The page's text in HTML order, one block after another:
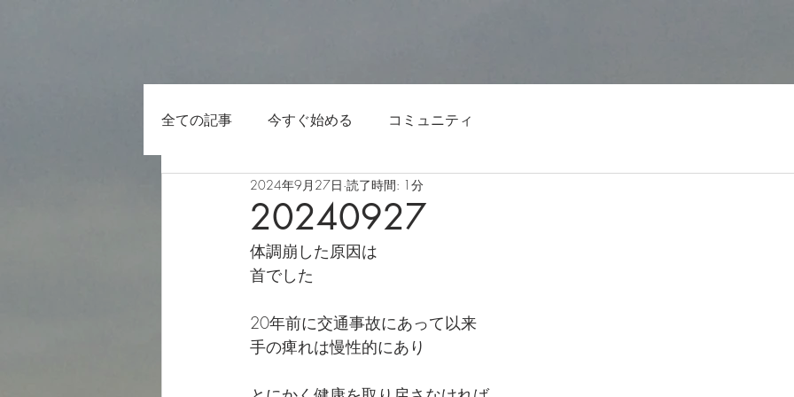
全ての記事 今すぐ始める コミュニティ
20240927
2024年9月27日 読了時間: 1分
体調崩した原因は
首でした
20年前に交通事故にあって以来
手の痺れは慢性的にあり